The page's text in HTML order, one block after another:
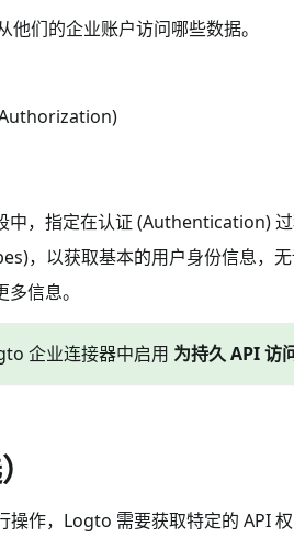
们的企业账户访问哪些数据。
中，指定在认证 (Authentication) 过
，以获取基本的用户身份信息，
信息。
企业连接器中启用 为持久 API 访
作，Logto 需要获取特定的 API 权